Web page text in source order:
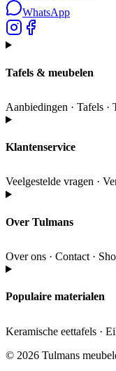
WhatsApp
Tafels & meubelen
Aanbiedingen · Tafels ·
Klantenservice
Veelgestelde vragen ·
Over Tulmans
Over ons · Contact ·
Populaire materialen
Keramische eettafels ·
© 2026 Tulmans